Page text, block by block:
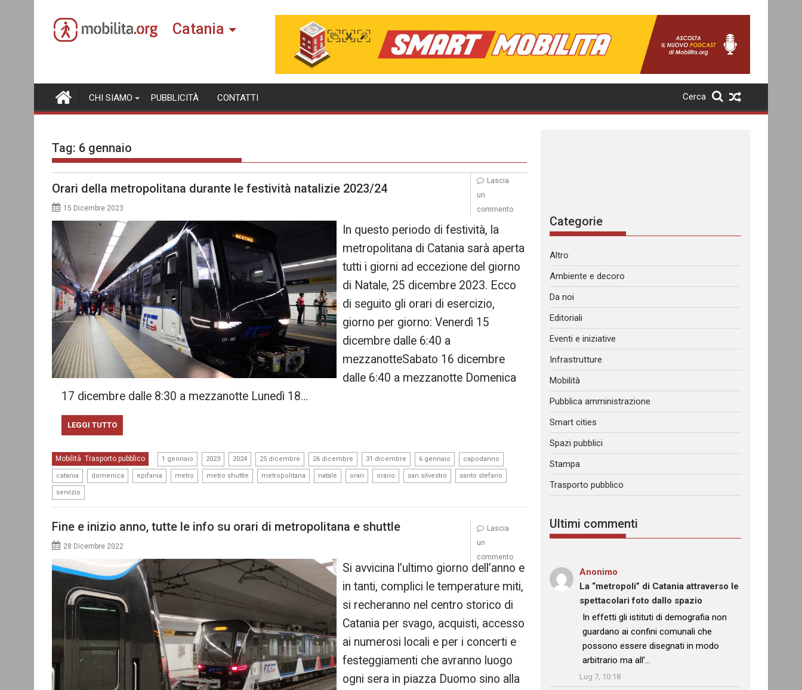
content
Catania
CHI SIAMO PUBBLICITÀ CONTATTI Cerca
Tag: 6 gennaio
Orari della metropolitana durante le festività natalizie 2023/24
15 Dicembre 2023
In questo periodo di festività, la
metropolitana di Catania sarà aperta
tutti i giorni ad eccezione del giorno
di Natale, 25 dicembre 2023. Ecco
di seguito gli orari di esercizio,
giorno per giorno: Venerdì 15
dicembre dalle 6:40 a
mezzanotteSabato 16 dicembre
dalle 6:40 a mezzanotte Domenica
17 dicembre dalle 8:30 a mezzanotte Lunedì 18…
LEGGI TUTTO
Mobilità Trasporto pubblico 1 gennaio 2023 2024 25 dicembre 26 dicembre 31 dicembre 6 gennaio capodanno
catania domenica epifania metro metro shuttle metropolitana natale orari orario san silvestro santo stefano
servizio
Lascia
un
commento
Fine e inizio anno, tutte le info su orari di metropolitana e shuttle
28 Dicembre 2022
Si avvicina l’ultimo giorno dell’anno e
in tanti, complici le temperature miti,
si recheranno nel centro storico di
Catania per svago, acquisti, accesso
ai numerosi locali e per i concerti e
festeggiamenti che avranno luogo
ogni sera in piazza Duomo sino alla
Lascia
un
commento
Categorie
Altro
Ambiente e decoro
Da noi
Editoriali
Eventi e iniziative
Infrastrutture
Mobilità
Pubblica amministrazione
Smart cities
Spazi pubblici
Stampa
Trasporto pubblico
Ultimi commenti
Anonimo
La “metropoli” di Catania attraverso le
spettacolari foto dallo spazio
: “
In effetti gli istituti di demografia non
guardano ai confini comunali che
possono essere disegnati in modo
arbitrario ma all’…
Lug 7, 10:18